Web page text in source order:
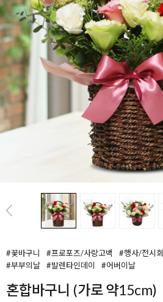
#꽃바구니 #프로포즈/사랑고백 #행사/전시회
#부부의날
#발렌타인데이 #어버이날
혼합바구니 (가로 약15cm)